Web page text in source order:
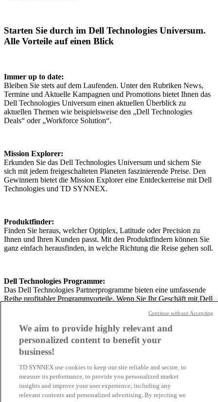
Starten Sie durch im Dell Technologies Universum.
Alle Vorteile auf einen Blick
Immer up to date:
Bleiben Sie stets auf dem Laufenden. Unter den Rubriken News,
Termine und Aktuelle Kampagnen und Promotions bietet Ihnen das
Dell Technologies Universum einen aktuellen Überblick zu
aktuellen Themen wie beispielsweise den „Dell Technologies
Deals“ oder „Workforce Solution“.
Mission Explorer:
Erkunden Sie das Dell Technologies Universum und sichern Sie
sich mit jedem freigeschalteten Planeten faszinierende Preise. Den
Gewinnern bietet die Mission Explorer eine Entdeckerreise mit Dell
Technologies und TD SYNNEX.
Produktfinder:
Finden Sie heraus, welcher Optiplex, Latitude oder Precision zu
Ihnen und Ihren Kunden passt. Mit den Produktfindern können Sie
ganz einfach herausfinden, in welche Richtung die Reise gehen soll.
Dell Technologies Programme:
Das Dell Technologies Partnerprogramme bieten eine umfassende
Reihe profitabler Programmvorteile. Wenn Sie Ihr Geschäft mit Dell
Alle Informationen rund um Dell
Technologies immer aktuell
Finden Sie heraus, was gerade im Dell Technologies Universum
ansteht. Hier finden Sie Informationen zu Neuerungen, Updates und
We aim to provide highly relevant and
personalized content to benefit your
business!
TD SYNNEX use cookies to keep our site reliable and secure, to
measure its performance, to provide you personalized market
insights and improve your user experience; including any
relevant contents and personalized advertising. By rejecting we
Continue without Accepting